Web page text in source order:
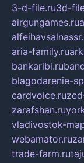
3-d-file.ru3d-
airgungames.ru
aria-family.ru
bankaribi.ru
blagodarenie-
cardvoice.ru
zarafshan.ru
vladivostok-
webamator.ru
trade-farm.ru